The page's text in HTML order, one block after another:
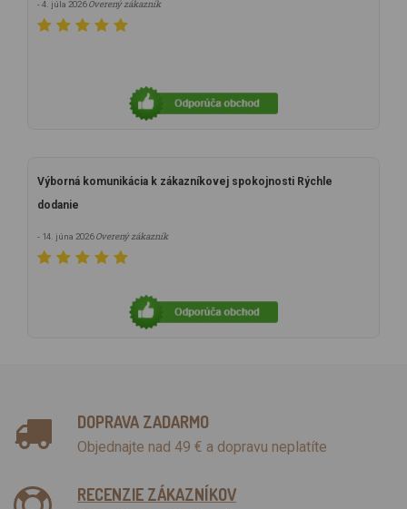
- 4. júla 2026Overený zákazník
Výborná komunikácia k zákazníkovej spokojnosti Rýchle
dodanie
- 14. júna 2026Overený zákazník
DOPRAVA ZADARMO
Objednajte nad 49 € a dopravu neplatíte
RECENZIE ZÁKAZNÍKOV